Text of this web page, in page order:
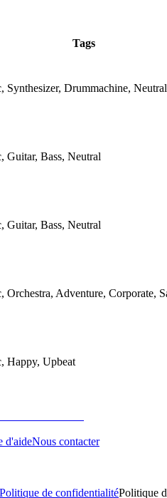
Tags
Synthesizer, Drummachine,
Guitar, Bass, Neutral
Guitar, Bass, Neutral
Orchestra, Adventure, Corporate,
Happy, Upbeat
d'aideNous contacter
Politique de confidentialitéPolitique